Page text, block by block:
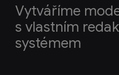
Vytváříme
s vlastním
systémem